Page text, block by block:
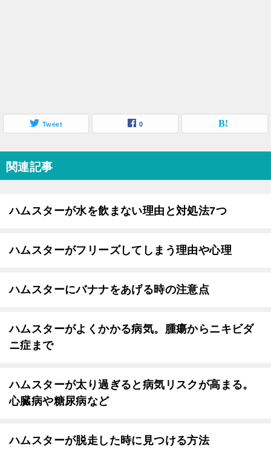
Tweet 0
関連記事
ハムスターが水を飲まない理由と対処法7つ
ハムスターがフリーズしてしまう理由や心理
ハムスターにバナナをあげる時の注意点
ハムスターがよくかかる病気。腫瘍からニキビダ
ニ症まで
ハムスターが太り過ぎると病気リスクが高まる。
心臓病や糖尿病など
ハムスターが脱走した時に見つける方法